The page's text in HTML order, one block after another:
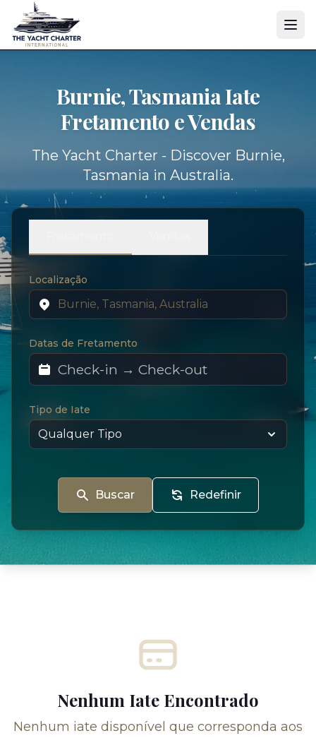
Burnie, Tasmania Iate
Fretamento e Vendas
The Yacht Charter - Discover Burnie,
Tasmania in Australia.
Localização
Datas de Fretamento
Tipo de Iate
Buscar Redefinir
Nenhum Iate Encontrado
Nenhum iate disponível que corresponda aos